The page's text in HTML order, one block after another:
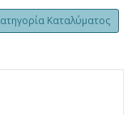
Καταλύματος